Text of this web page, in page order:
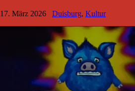
17. März 2026 Duisburg, Kultur